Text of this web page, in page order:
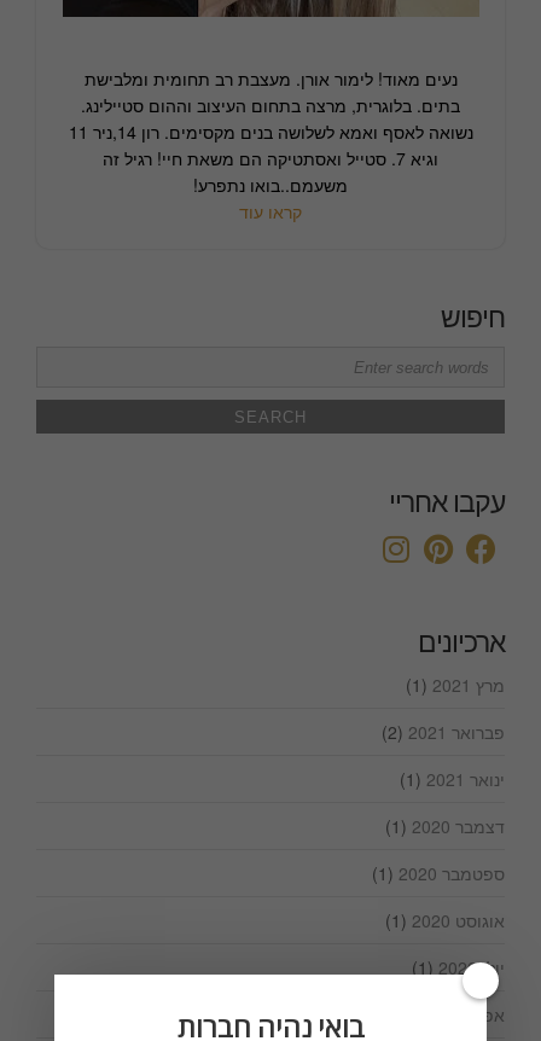
נעים מאוד! לימור אורן. מעצבת רב תחומית ומלבישת
בתים. בלוגרית, מרצה בתחום העיצוב וההום סטיילינג.
נשואה לאסף ואמא לשלושה בנים מקסימים. רון 14,ניר 11
וגיא 7. סטייל ואסתטיקה הם משאת חיי! רגיל זה
משעמם..בואו נתפרע!
קראו עוד
חיפוש
Search
עקבו אחריי
ארכיונים
מרץ 2021
(1)
פברואר 2021
(2)
ינואר 2021
(1)
דצמבר 2020
(1)
ספטמבר 2020
(1)
אוגוסט 2020
(1)
יולי 2020
(1)
אפריל 2020
בואי נהיה חברות